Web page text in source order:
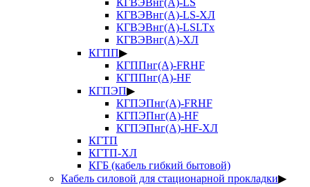
КГВЭВнг(А)-LS
КГВЭВнг(А)-LS-ХЛ
КГВЭВнг(А)-LSLTx
КГВЭВнг(А)-ХЛ
КГПП▶
КГППнг(А)-FRHF
КГППнг(А)-HF
КГПЭП▶
КГПЭПнг(А)-FRHF
КГПЭПнг(А)-HF
КГПЭПнг(А)-HF-ХЛ
КГТП
КГТП-ХЛ
КГБ (кабель гибкий бытовой)
Кабель силовой для стационарной прокладки▶